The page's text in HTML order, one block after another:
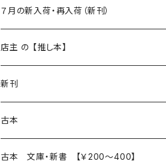
新入荷
再入荷
７月の新入荷・再入荷（新刊）
新入荷
再入荷
店主 の 【推し本】
新刊
本 の あれこれ
読書のこと
文芸
古本
本 の あれこれ
古本 文庫・新書 【￥200～400】